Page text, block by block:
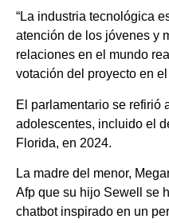
“La industria tecnológica
atención de los jóvenes y
relaciones en el mundo
votación del proyecto en
El parlamentario se refirió
adolescentes, incluido el
Florida, en 2024.
La madre del menor,
Afp que su hijo Sewell se
chatbot inspirado en un